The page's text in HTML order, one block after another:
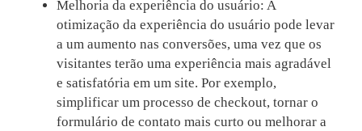
Melhoria da experiência do usuário: A
otimização da experiência do usuário pode levar
a um aumento nas conversões, uma vez que os
visitantes terão uma experiência mais agradável
e satisfatória em um site. Por exemplo,
simplificar um processo de checkout, tornar o
formulário de contato mais curto ou melhorar a